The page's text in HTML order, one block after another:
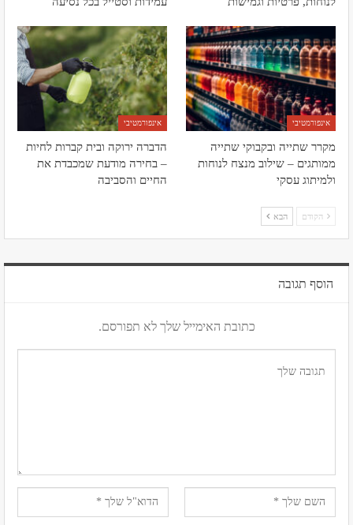
אינפורמטיבי
מקרר שתייה ובקבוקי שתייה
ממותגים – שילוב מנצח לנוחות
ולמיתוג עסקי
אינפורמטיבי
הדברה ירוקה ובית קברות לחיות
– בחירה מודעת שמכבדת את
החיים והסביבה
הקודם הבא
הוסף תגובה
כתובת האימייל שלך לא תפורסם.